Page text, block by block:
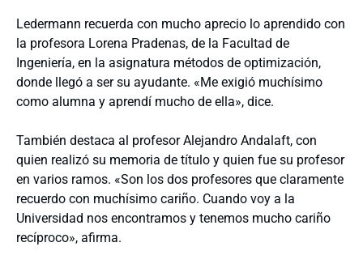
Ledermann recuerda con mucho aprecio lo aprendido con
la profesora Lorena Pradenas, de la Facultad de
Ingeniería, en la asignatura métodos de optimización,
donde llegó a ser su ayudante. «Me exigió muchísimo
como alumna y aprendí mucho de ella», dice.
También destaca al profesor Alejandro Andalaft, con
quien realizó su memoria de título y quien fue su profesor
en varios ramos. «Son los dos profesores que claramente
recuerdo con muchísimo cariño. Cuando voy a la
Universidad nos encontramos y tenemos mucho cariño
recíproco», afirma.